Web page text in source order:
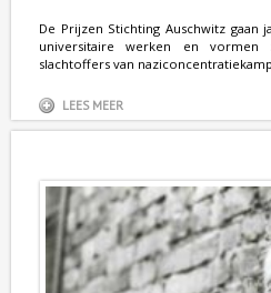
De Prijzen Stichting Auschwitz gaan
universitaire werken en
slachtoffers van
LEES MEER